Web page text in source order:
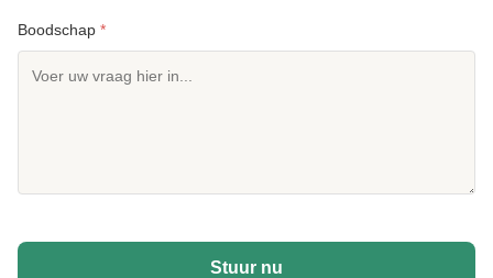
Boodschap *
Stuur nu